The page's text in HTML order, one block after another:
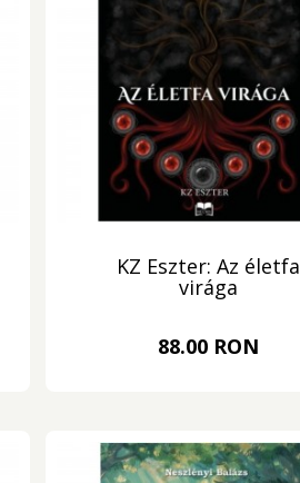
KZ Eszter: Az életfa
virága
88.00 RON